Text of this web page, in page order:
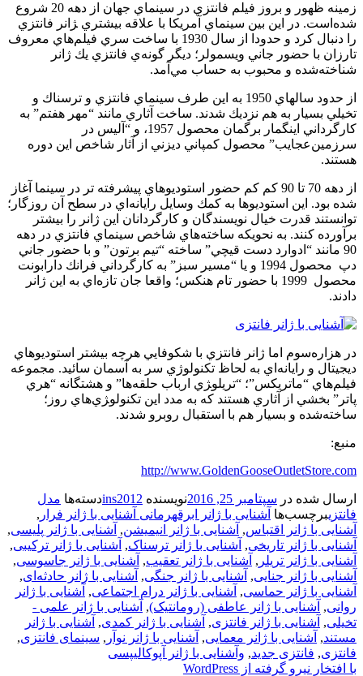
زمينه ظهور و بروز فيلم فانتزي در سينماي جهان از دهه 20 شروع
شده‌است. در اين بين سينماي آمريكا با علاقه بيشتري ‍ژانر فانتزي
را دنبال كرد و حدودا از سال 1930 با ساخت سري فيلم‌هاي معروف
تارزان با حضور جاني ويسمولر؛ ديگر گونه‌ي فانتزي يك ژانر
شناخته‌شده و محبوب به حساب مي‌آمد.
از حدود سالهاي 1950 به اين طرف سينماي فانتزي و ترسناك و
تخيلي بسيار به هم نزديك شدند. ساخت آثاري مانند “مهر هفتم” به
كارگرداني اينگمار برگمان محصول 1957، و “آليس در
سرزمين‌عجايب” محصول كمپاني ديزني از آثار شاخص اين دوره
هستند.
از دهه 70 تا 90 كم كم حضور استوديوهاي پيشرفته تر در سينما آغاز
شده بود. اين استوديوها به كمك وسايل رايانه‌اي در سطح آن روزگار؛
توانستند قدرت خيال نويسندگان و كارگردانان اين ژانر را بيشتر
برآورده كنند. به نحويكه ساخته‌هاي شاخص سينماي فانتزي در دهه
90 مانند “ادوارد دست قيچي” ساخته “تيم برتون” و با حضور جاني
دپ محصول 1994 و يا “مسير سبز” به كارگرداني فرانك دارابونت
محصول 1999 با حضور تام هنكس؛ واقعا جان تازه‌اي به اين ژانر
دادند.
در هزاره‌سوم اما ژانر فانتزي با شكوفايي هرچه بيشتر استوديوهاي
ديجيتال و رايانه‌اي به لحاظ تكنولوژي سر به آسمان سائيد. مجموعه
فيلم‌هاي “ماتريكس”؛ “تريلو‍ژي ارباب حلقه‌ها” و هشتگانه “هري
پاتر” بخشي از آثاري هستند كه به مدد اين تكنولو‍ژي‌هاي روز؛
ساخته‌شده و بسيار هم با استقبال روبرو شدند.
منبع:
http://www.GoldenGooseOutletStore.com
ارسال شده در سپتامبر 25, 2016 نویسنده ins2012دسته‌ها مدل
فانتزیبرچسب‌ها آشنایی با ژانر ابرقهرمانی آشنایی با ژانر فرار ,
آشنایی با ژانر اقتباس, آشنایی با ژانر انیمیشن, آشنایی با ژانر پلیسی,
آشنایی با ژانر تاریخی, آشنایی با ژانر ترسناک, آشنایی با ژانر ترکیبی,
آشنایی با ژانر تریلر , آشنایی با ژانر تعقیب, آشنایی با ژانر جاسوسی,
آشنایی با ژانر جنایی, آشنایی با ژانر جنگی, آشنایی با ژانر حادثه‌ای,
آشنایی با ژانر حماسی, آشنایی با ژانر درام اجتماعی, آشنایی با ژانر
روانی, آشنایی با ژانر عاطفی (رومانتیک), آشنایی با ژانر علمی -
تخیلی, آشنایی با ژانر فانتزی, آشنایی با ژانر کمدی, آشنایی با ژانر
مستند, آشنایی با ژانر معمایی, آشنایی با ژانر نوآر , سینمای فانتزی,
فانتزی, فانتزی جدید, وآشنایی با ژانر آپوکالیپسی
با افتخار نیرو گرفته از WordPress